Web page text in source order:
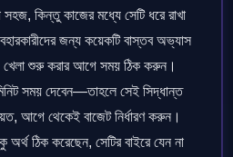
সহজ, কিন্তু কাজের মধ্যে সেটি ধরে রাখা
জন্য কয়েকটি বাস্তব অভ্যাস
খেলা শুরু করার আগে সময় ঠিক করুন।
সময় দেবেন—তাহলে সেই সিদ্ধান্ত
আগে থেকেই বাজেট নির্ধারণ করুন।
ঠিক করেছেন, সেটির বাইরে যেন না